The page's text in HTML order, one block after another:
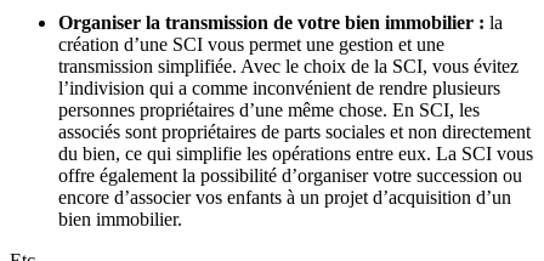
Organiser la transmission de votre bien immobilier : la
création d’une SCI vous permet une gestion et une
transmission simplifiée. Avec le choix de la SCI, vous évitez
l’indivision qui a comme inconvénient de rendre plusieurs
personnes propriétaires d’une même chose. En SCI, les
associés sont propriétaires de parts sociales et non directement
du bien, ce qui simplifie les opérations entre eux. La SCI vous
offre également la possibilité d’organiser votre succession ou
encore d’associer vos enfants à un projet d’acquisition d’un
bien immobilier.